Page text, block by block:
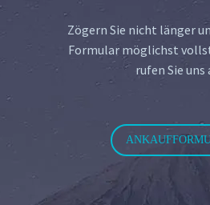
Zögern Sie nicht länger
Formular möglichst
rufen Sie uns